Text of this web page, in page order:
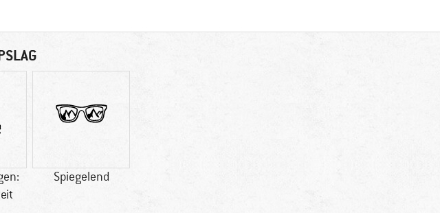
Spiegelend